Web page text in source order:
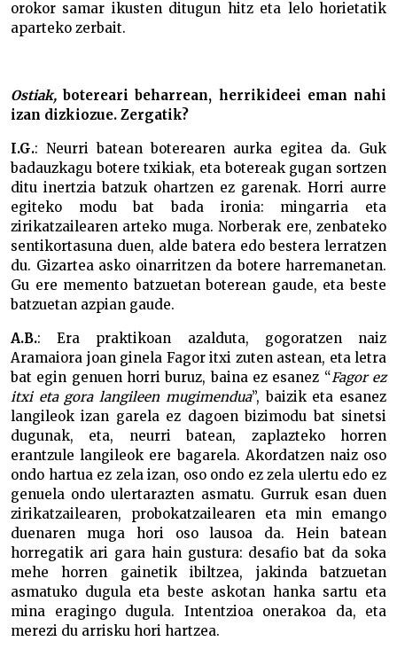
orokor samar ikusten ditugun hitz eta lelo horietatik
aparteko zerbait.
Ostiak,botereari beharrean, herrikideei eman nahi
izan dizkiozue. Zergatik?
I.G.: Neurri batean boterearen aurka egitea da. Guk
badauzkagu botere txikiak, eta botereak gugan sortzen
ditu inertzia batzuk ohartzen ez garenak. Horri aurre
egiteko modu bat bada ironia: mingarria eta
zirikatzailearen arteko muga. Norberak ere, zenbateko
sentikortasuna duen, alde batera edo bestera lerratzen
du. Gizartea asko oinarritzen da botere harremanetan.
Gu ere memento batzuetan boterean gaude, eta beste
batzuetan azpian gaude.
A.B.: Era praktikoan azalduta, gogoratzen naiz
Aramaiora joan ginela Fagor itxi zuten astean, eta letra
bat egin genuen horri buruz, baina ez esanez “Fagor ez
itxi eta gora langileen mugimendua”, baizik eta esanez
langileok izan garela ez dagoen bizimodu bat sinetsi
dugunak, eta, neurri batean, zaplazteko horren
erantzule langileok ere bagarela. Akordatzen naiz oso
ondo hartua ez zela izan, oso ondo ez zela ulertu edo ez
genuela ondo ulertarazten asmatu. Gurruk esan duen
zirikatzailearen, probokatzailearen eta min emango
duenaren muga hori oso lausoa da. Hein batean
horregatik ari gara hain gustura: desafio bat da soka
mehe horren gainetik ibiltzea, jakinda batzuetan
asmatuko dugula eta beste askotan hanka sartu eta
mina eragingo dugula. Intentzioa onerakoa da, eta
merezi du arrisku hori hartzea.